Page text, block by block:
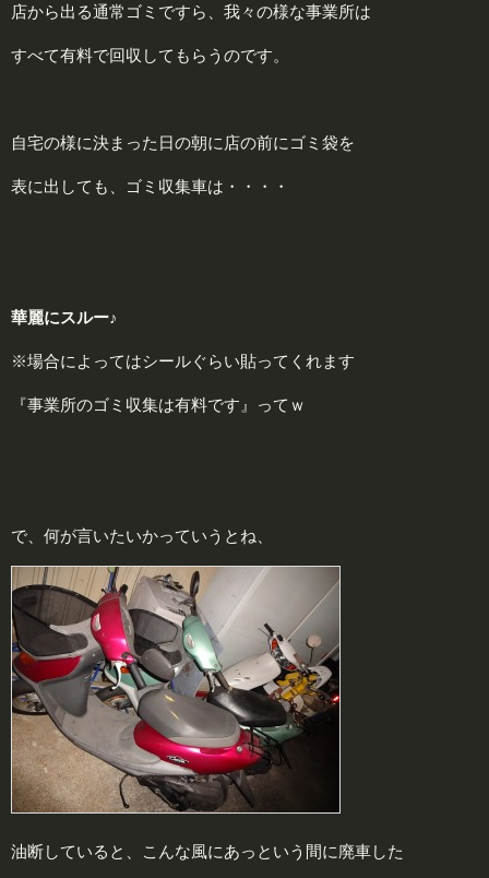
店から出る通常ゴミですら、我々の様な事業所は
すべて有料で回収してもらうのです。
自宅の様に決まった日の朝に店の前にゴミ袋を
表に出しても、ゴミ収集車は・・・・
華麗にスルー♪
※場合によってはシールぐらい貼ってくれます
『事業所のゴミ収集は有料です』ってｗ
で、何が言いたいかっていうとね、
油断していると、こんな風にあっという間に廃車した